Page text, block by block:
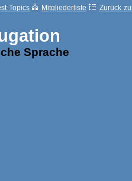
Topics Mitgliederliste
Zurück
Sprache